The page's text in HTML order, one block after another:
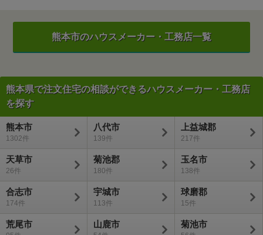
熊本市のハウスメーカー・工務店一覧
熊本県で注文住宅の相談ができるハウスメーカー・工務店
を探す
熊本市
1302
八代市
139
上益城郡
217
天草市
26
菊池郡
180
玉名市
138
合志市
174
宇城市
113
球磨郡
15
荒尾市 山鹿市 菊池市